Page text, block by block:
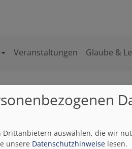
Veranstaltungen Glaube &
Eckersdorf
auswählen, die wir
unsere Datenschutzhinweise lesen.